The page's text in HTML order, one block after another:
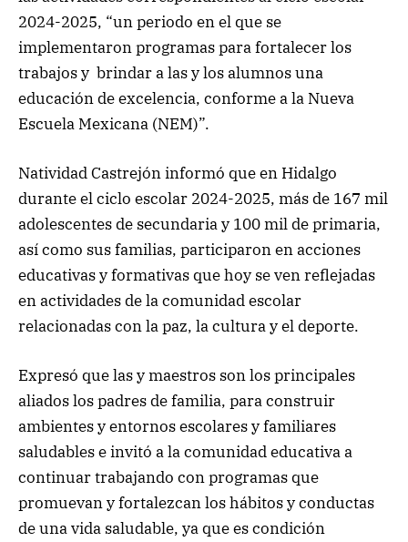
2024-2025, “un periodo en el que se
implementaron programas para fortalecer los
trabajos y brindar a las y los alumnos una
educación de excelencia, conforme a la Nueva
Escuela Mexicana (NEM)”.
Natividad Castrejón informó que en Hidalgo
durante el ciclo escolar 2024-2025, más de 167 mil
adolescentes de secundaria y 100 mil de primaria,
así como sus familias, participaron en acciones
educativas y formativas que hoy se ven reflejadas
en actividades de la comunidad escolar
relacionadas con la paz, la cultura y el deporte.
Expresó que las y maestros son los principales
aliados los padres de familia, para construir
ambientes y entornos escolares y familiares
saludables e invitó a la comunidad educativa a
continuar trabajando con programas que
promuevan y fortalezcan los hábitos y conductas
de una vida saludable, ya que es condición